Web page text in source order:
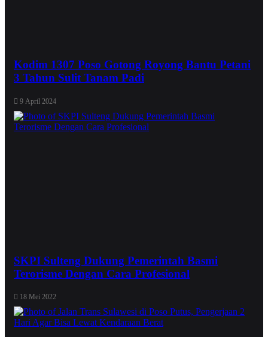
Kodim 1307 Poso Gotong Royong Bantu Petani
3 Tahun Sulit Tanam Padi
9 April 2024
SKPI Sulteng Dukung Pemerintah Basmi
Terorisme Dengan Cara Profesional
18 Mei 2022